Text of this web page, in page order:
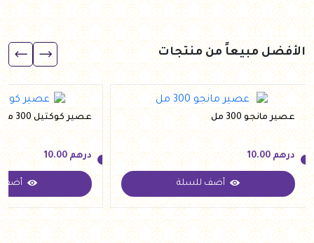
الأفضل مبيعاً من منتجات
عصير مانجو 300 مل
درهم
درهم 10.00
أضف للسلة
عصير كوكتيل 300 مل
درهم
درهم 10.00
أضف